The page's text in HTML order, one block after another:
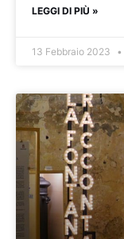
LEGGI DI PIÙ »
13 Febbraio 2023